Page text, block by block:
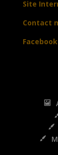
Site
Contact
Facebook